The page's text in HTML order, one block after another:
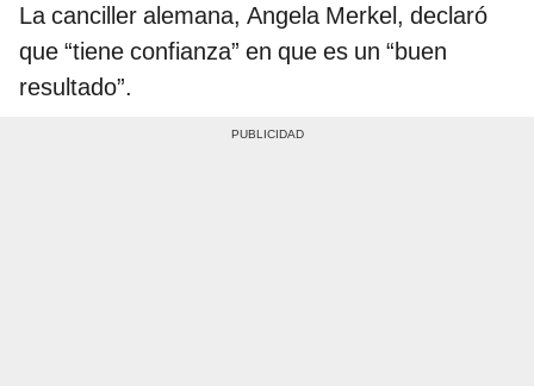
La canciller alemana, Angela Merkel, declaró
que “tiene confianza” en que es un “buen
resultado”.